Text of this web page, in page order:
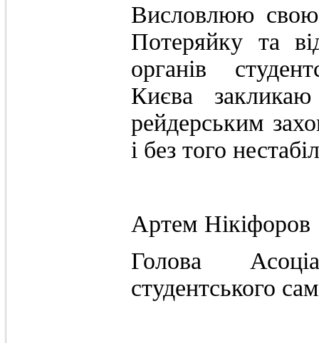
Висловлюю свою
Потеряйку та
органів
Києва
рейдерським
і без того
Артем Нікіфоров
Голова
студентського